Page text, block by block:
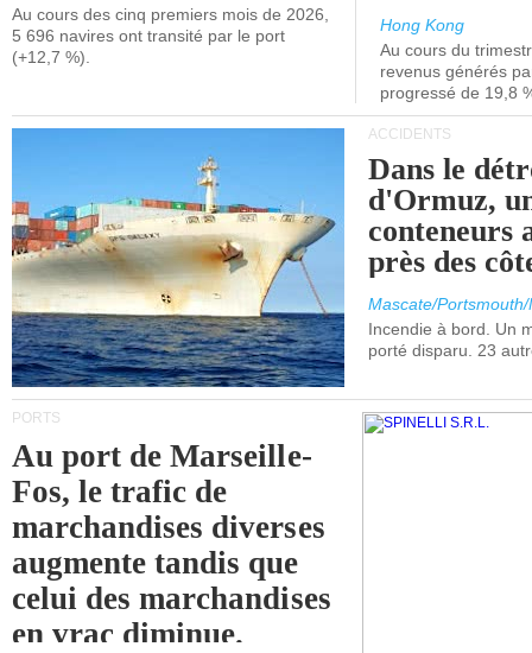
Au cours des cinq premiers mois de 2026,
5 696 navires ont transité par le port
(+12,7 %).
Hong Kong
Au cours du
revenus générés
progressé de 19,8
ACCIDENTS
Dans le
d'Ormuz,
conteneurs
près des
Mascate/
Incendie à bord. Un
porté disparu. 23
PORTS
Au port de Marseille-
Fos, le trafic de
marchandises diverses
augmente tandis que
celui des marchandises
en vrac diminue.